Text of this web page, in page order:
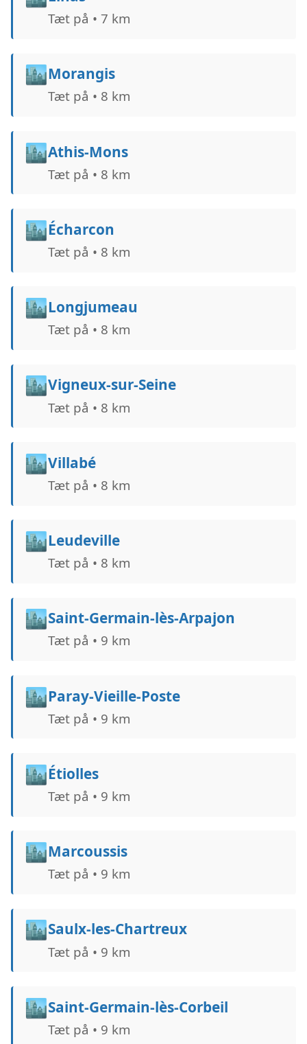
Tæt på • 7 km
🏙️Morangis
Tæt på • 8 km
🏙️Athis-Mons
Tæt på • 8 km
🏙️Écharcon
Tæt på • 8 km
🏙️Longjumeau
Tæt på • 8 km
🏙️Vigneux-sur-Seine
Tæt på • 8 km
🏙️Villabé
Tæt på • 8 km
🏙️Leudeville
Tæt på • 8 km
🏙️Saint-Germain-lès-Arpajon
Tæt på • 9 km
🏙️Paray-Vieille-Poste
Tæt på • 9 km
🏙️Étiolles
Tæt på • 9 km
🏙️Marcoussis
Tæt på • 9 km
🏙️Saulx-les-Chartreux
Tæt på • 9 km
🏙️Saint-Germain-lès-Corbeil
Tæt på • 9 km